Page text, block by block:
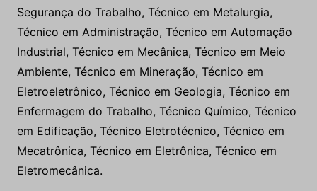
Segurança do Trabalho, Técnico em Metalurgia,
Técnico em Administração, Técnico em Automação
Industrial, Técnico em Mecânica, Técnico em Meio
Ambiente, Técnico em Mineração, Técnico em
Eletroeletrônico, Técnico em Geologia, Técnico em
Enfermagem do Trabalho, Técnico Químico, Técnico
em Edificação, Técnico Eletrotécnico, Técnico em
Mecatrônica, Técnico em Eletrônica, Técnico em
Eletromecânica.